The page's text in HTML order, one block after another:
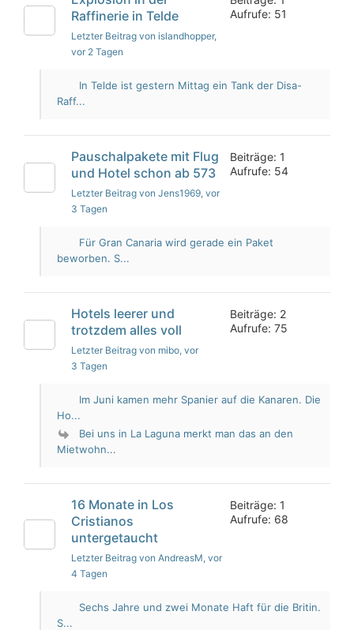
Raffinerie in Telde
Letzter Beitrag von islandhopper,
vor 2 Tagen
Aufrufe: 51
In Telde ist gestern Mittag ein Tank der Disa-
Raff...
Pauschalpakete mit Flug
und Hotel schon ab 573
Letzter Beitrag von Jens1969, vor
3 Tagen
Beiträge: 1
Aufrufe: 54
Für Gran Canaria wird gerade ein Paket
beworben. S...
Hotels leerer und
trotzdem alles voll
Letzter Beitrag von mibo, vor
3 Tagen
Beiträge: 2
Aufrufe: 75
Im Juni kamen mehr Spanier auf die Kanaren. Die
Ho...
Bei uns in La Laguna merkt man das an den
Mietwohn...
16 Monate in Los
Cristianos
untergetaucht
Letzter Beitrag von AndreasM, vor
4 Tagen
Beiträge: 1
Aufrufe: 68
Sechs Jahre und zwei Monate Haft für die Britin.
S...